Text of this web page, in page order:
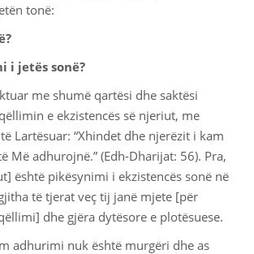
tonë:
i jetës sonë?
me shumë qartësi dhe saktësi
e ekzistencës së njeriut, me
Lartësuar: “Xhindet dhe njerëzit i kam
Më adhurojnë.” (Edh-Dharijat: 56). Pra,
është pikësynimi i ekzistencës sonë në
të tjerat veç tij janë mjete [për
dhe gjëra dytësore e plotësuese.
adhurimi nuk është murgëri dhe as